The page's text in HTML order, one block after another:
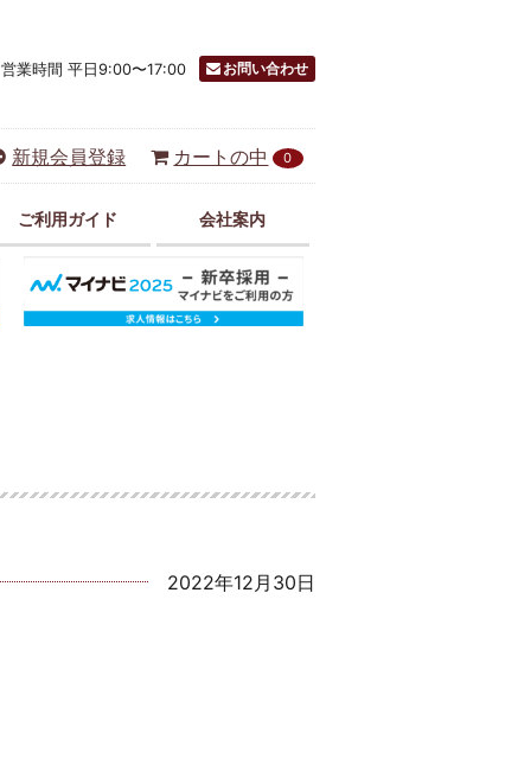
営業時間 平日9:00〜17:00 お問い合わせ
新規会員登録 カートの中 0
ご利用ガイド 会社案内
2022年12月30日